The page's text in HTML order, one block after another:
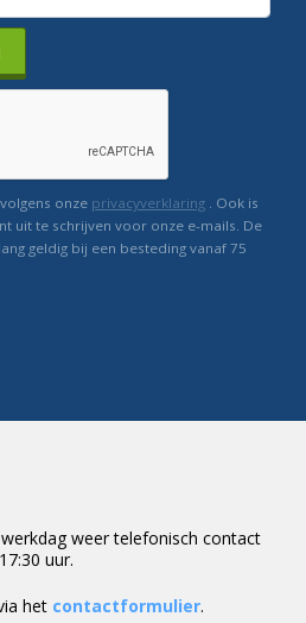
onze privacyverklaring . Ook is
uit te schrijven voor onze e-mails. De
geldig bij een besteding vanaf 75
weer telefonisch contact
uur.
het contactformulier.